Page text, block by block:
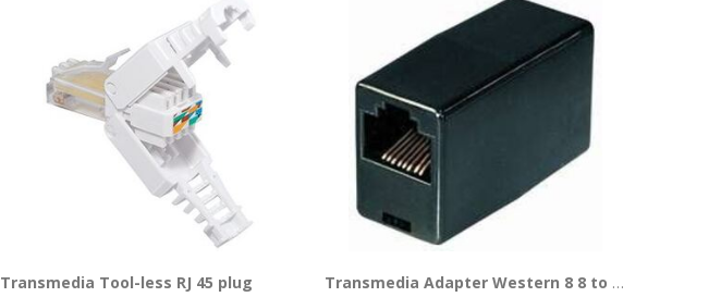
Transmedia Tool-less RJ 45 plug Transmedia Adapter Western 8 8 to 8 8